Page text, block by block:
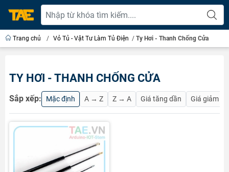
Trang chủ / Vỏ Tủ - Vật Tư Làm Tủ Điện / Ty Hơi - Thanh Chống Cửa
TY HƠI - THANH CHỐNG CỬA
Sắp xếp: Mặc định A → Z Z → A Giá tăng dần Giá giảm